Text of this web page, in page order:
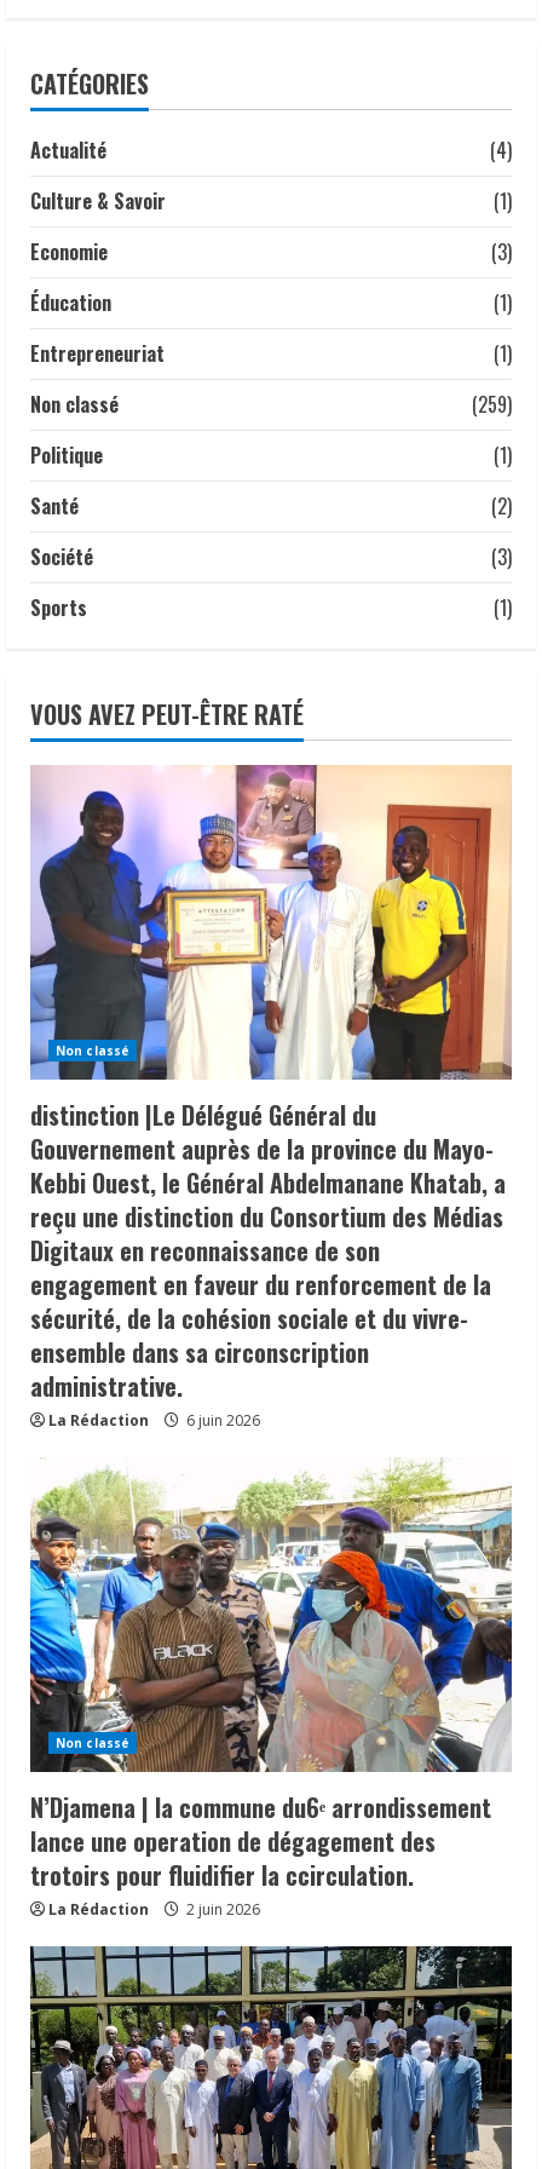
violences d’État
CATÉGORIES
Actualité
(4)
Culture & Savoir
(1)
Economie
(3)
Éducation
(1)
Entrepreneuriat
(1)
Non classé
(259)
Politique
(1)
Santé
(2)
Société
(3)
Sports
(1)
VOUS AVEZ PEUT-ÊTRE RATÉ
Non classé
distinction |Le Délégué Général du
Gouvernement auprès de la province du Mayo-
Kebbi Ouest, le Général Abdelmanane Khatab, a
reçu une distinction du Consortium des Médias
Digitaux en reconnaissance de son
engagement en faveur du renforcement de la
sécurité, de la cohésion sociale et du vivre-
ensemble dans sa circonscription
administrative.
La Rédaction 6 juin 2026
Non classé
N’Djamena | la commune du6ᵉ arrondissement
lance une operation de dégagement des
trotoirs pour fluidifier la ccirculation.
La Rédaction 2 juin 2026